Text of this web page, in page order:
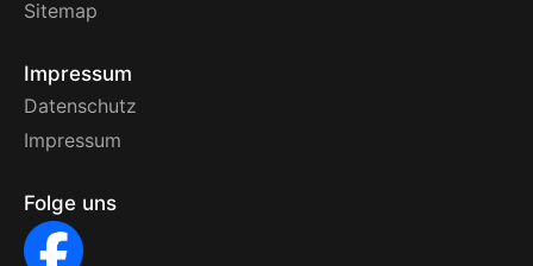
Sitemap
Impressum
Datenschutz
Impressum
Folge uns